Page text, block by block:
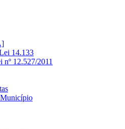
14.133
nº 12.527/2011